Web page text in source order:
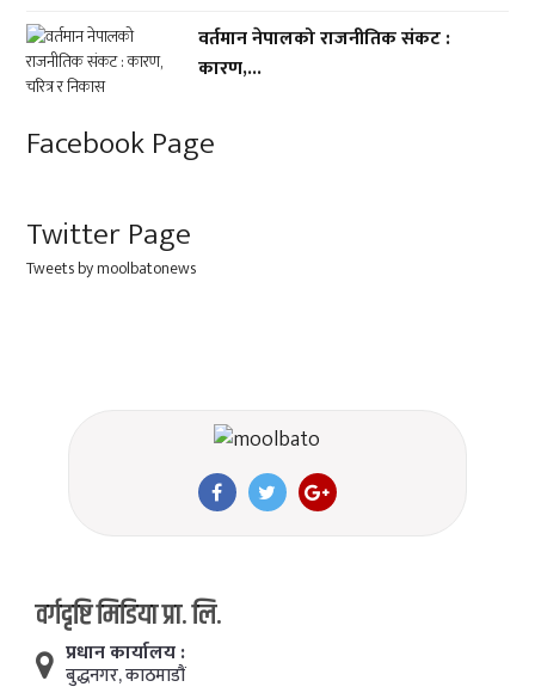
वर्तमान नेपालको राजनीतिक संकट :
कारण,...
Facebook Page
Twitter Page
Tweets by moolbatonews
वर्गदृष्टि मिडिया प्रा. लि.
प्रधान कार्यालय :
बुद्धनगर, काठमाडाैं